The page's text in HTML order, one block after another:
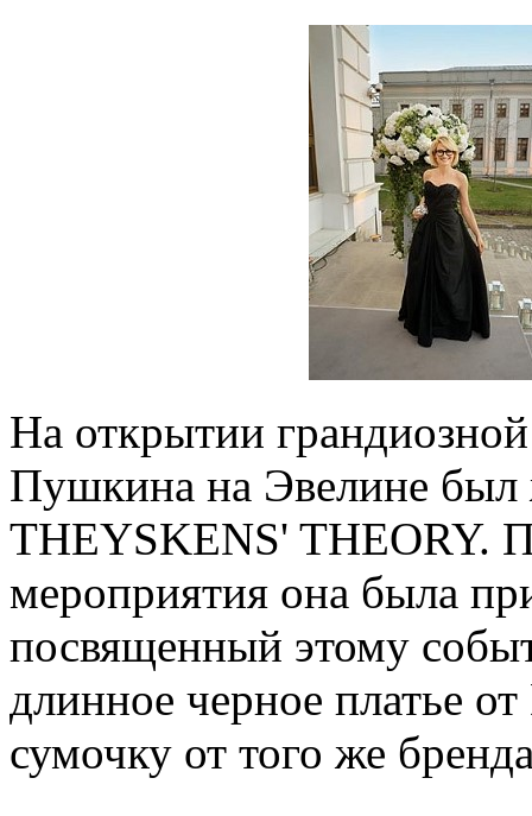
На открытии
Пушкина на Эвелине был
THEYSKENS' THEORY.
мероприятия она была
посвященный этому
длинное черное платье
сумочку от того же